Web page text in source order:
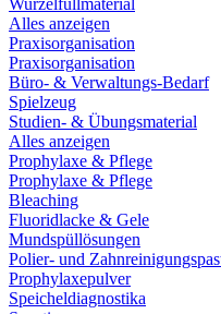
Wurzelfüllmaterial
Alles anzeigen
Praxisorganisation
Praxisorganisation
Büro- & Verwaltungs-Bedarf
Spielzeug
Studien- & Übungsmaterial
Alles anzeigen
Prophylaxe & Pflege
Prophylaxe & Pflege
Bleaching
Fluoridlacke & Gele
Mundspüllösungen
Polier- und
Prophylaxepulver
Speicheldiagnostika